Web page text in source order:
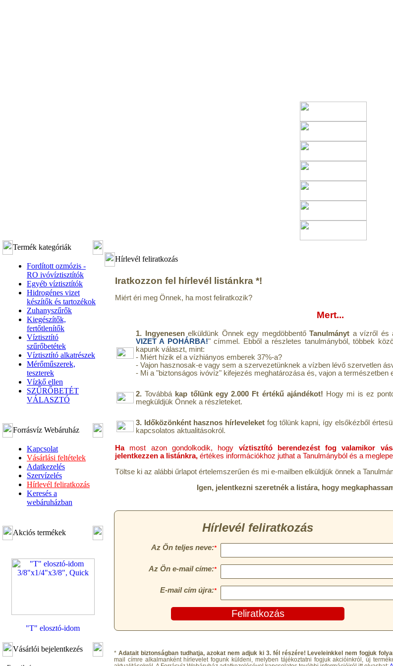
Termék kategóriák
Fordított ozmózis -
RO ivóvíztisztítók
Egyéb víztisztítók
Hidrogénes vizet
készítők és tartozékok
Zuhanyszűrők
Kiegészítők,
fertőtlenítők
Víztisztító
szűrőbetétek
Víztisztító alkatrészek
Mérőműszerek,
teszterek
Vízkő ellen
SZŰRŐBETÉT
VÁLASZTÓ
Forrásvíz Webáruház
Kapcsolat
Vásárlási feltételek
Adatkezelés
Szervízelés
Hírlevél feliratkozás
Keresés a
webáruházban
Akciós termékek
"T" elosztó-idom
3/8"x1/4"x3/8", Quick
360,-Ft
Vásárlói bejelentkezés
Hírlevél feliratkozás
Iratkozzon fel hírlevél listánkra *!
Miért éri meg Önnek, ha most feliratkozik?
Mert...
1. Ingyenesen elküldünk Önnek egy megdöbbentő Tanulmányt a vízről és
VIZET A POHÁRBA!" címmel. Ebből a részletes tanulmányból, többek
kapunk választ, mint:
- Miért hízik el a vízhiányos emberek 37%-a?
- Vajon hasznosak-e vagy sem a szervezetünknek a vízben lévő szervetlen
- Mi a "biztonságos ivóvíz" kifejezés meghatározása és, vajon a természetben
2. Továbbá kap tőlünk egy 2.000 Ft értékű ajándékot! Hogy mi is ez
megküldjük Önnek a részleteket.
3. Időközönként hasznos hírleveleket fog tőlünk kapni, így elsőkézből
kapcsolatos aktualitásokról.
Ha most azon gondolkodik, hogy víztisztító berendezést fog valamikor
jelentkezzen a listánkra, értékes információkhoz juthat a Tanulmányból és a
Töltse ki az alábbi űrlapot értelemszerűen és mi e-mailben elküldjük önnek a
Igen, jelentkezni szeretnék a listára, hogy
* Adatait biztonságban tudhatja, azokat nem adjuk ki 3. fél részére! Leveleinkkel nem fogjuk
mail címre alkalmanként hírlevelet fogunk küldeni, melyben tájékoztatni fogjuk akcióinkról, új